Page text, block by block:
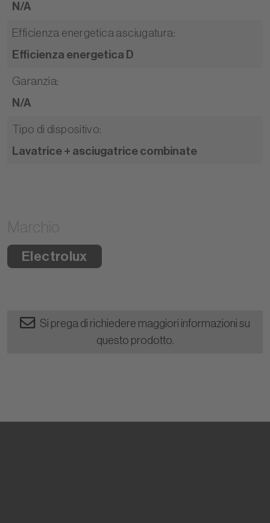
N/A
Efficienza energetica asciugatura:
Efficienza energetica D
Garanzia:
N/A
Tipo di dispositivo:
Lavatrice + asciugatrice combinate
Electrolux
Si prega di richiedere maggiori informazioni su
questo prodotto.